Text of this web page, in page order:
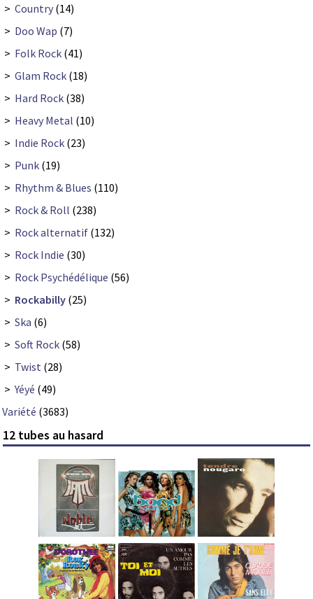
> Country (14)
> Doo Wap (7)
> Folk Rock (41)
> Glam Rock (18)
> Hard Rock (38)
> Heavy Metal (10)
> Indie Rock (23)
> Punk (19)
> Rhythm & Blues (110)
> Rock & Roll (238)
> Rock alternatif (132)
> Rock Indie (30)
> Rock Psychédélique (56)
> Rockabilly (25)
> Ska (6)
> Soft Rock (58)
> Twist (28)
>Yéyé (49)
Variété (3683)
12 tubes au hasard